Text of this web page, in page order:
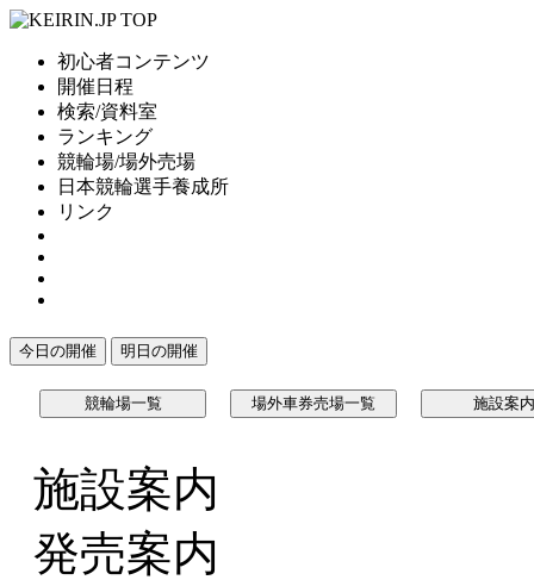
初心者コンテンツ
開催日程
検索/資料室
ランキング
競輪場/場外売場
日本競輪選手養成所
リンク
今日の開催 明日の開催
競輪場一覧 場外車券売場一覧 施設案内
施設案内
発売案内